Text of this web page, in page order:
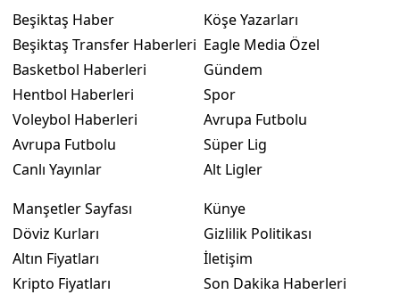
Beşiktaş Haber
Beşiktaş Transfer Haberleri
Basketbol Haberleri
Hentbol Haberleri
Voleybol Haberleri
Avrupa Futbolu
Canlı Yayınlar
Köşe Yazarları
Eagle Media Özel
Gündem
Spor
Avrupa Futbolu
Süper Lig
Alt Ligler
Manşetler Sayfası
Döviz Kurları
Altın Fiyatları
Kripto Fiyatları
Künye
Gizlilik Politikası
İletişim
Son Dakika Haberleri